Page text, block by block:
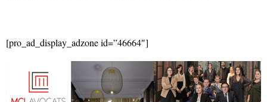
[pro_ad_display_adzone id=”46664″]